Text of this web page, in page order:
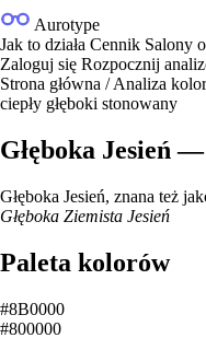
Aurotype
Jak to działa Cennik Salony
Zaloguj się Rozpocznij
Strona główna / Analiza
ciepły głęboki stonowany
Głęboka Jesień
Głęboka Jesień, znana też
Głęboka Ziemista Jesień
Paleta kolorów
#8B0000
#800000